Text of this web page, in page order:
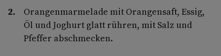
Orangenmarmelade mit Orangensaft, Essig,
Öl und Joghurt glatt rühren, mit Salz und
Pfeffer abschmecken.